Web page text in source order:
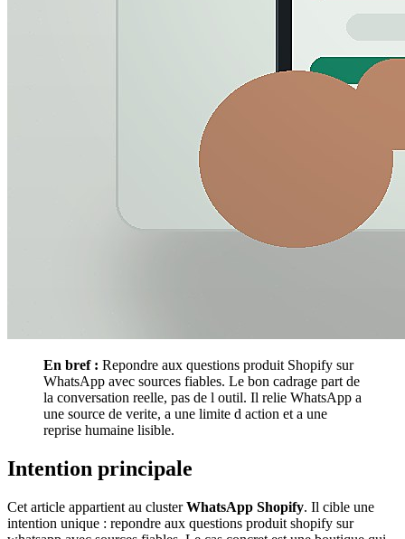
En bref : Repondre aux questions produit Shopify sur
WhatsApp avec sources fiables. Le bon cadrage part de
la conversation reelle, pas de l outil. Il relie WhatsApp a
une source de verite, a une limite d action et a une
reprise humaine lisible.
Intention principale
Cet article appartient au clusterWhatsApp Shopify. Il cible une
intention unique : repondre aux questions produit shopify sur